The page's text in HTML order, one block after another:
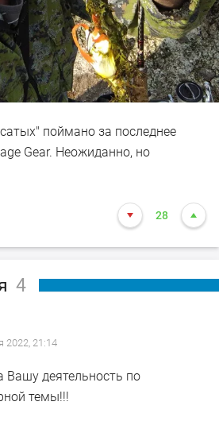
поймано за последнее
Gear. Неожиданно, но
28
4
2022, 21:14
деятельность по
темы!!!